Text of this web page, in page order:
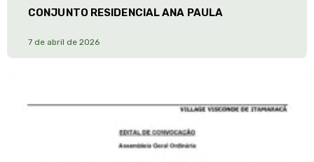
CONJUNTO RESIDENCIAL ANA PAULA
7 de abril de 2026